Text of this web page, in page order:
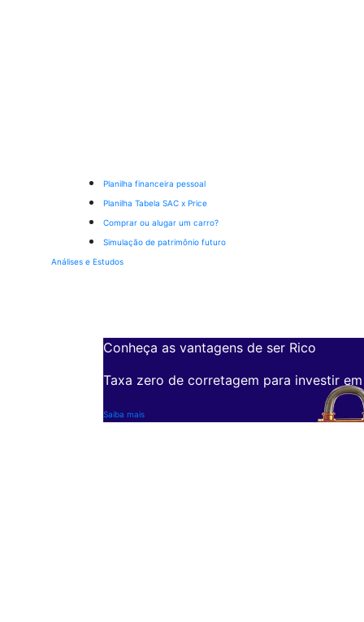
Planilha financeira pessoal
Planilha Tabela SAC x Price
Comprar ou alugar um carro?
Simulação de patrimônio futuro
Análises e Estudos
Conheça as vantagens de ser Rico
Taxa zero de corretagem para investir
Saiba mais